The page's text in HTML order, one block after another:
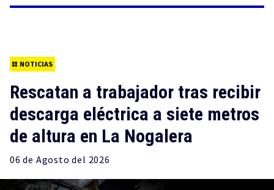
NOTICIAS
Rescatan a trabajador tras recibir
descarga eléctrica a siete metros
de altura en La Nogalera
06 de Agosto del 2026